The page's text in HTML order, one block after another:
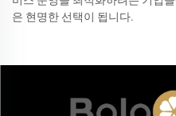
은 현명한 선택이 됩니다.